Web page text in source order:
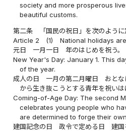
society and more prosperous
beautiful customs.
第二条
「国民の祝日」を次のように
Article 2
(1)
National holidays
元日 一月一日 年のはじめを祝う。
New Year's Day: January 1. This
of the year.
成人の日 一月の第二月曜日 おとな
から生き抜こうとする青年を祝いは
Coming-of-Age Day: The second
celebrates young people who
are determined to forge their
建国記念の日 政令で定める日 建国